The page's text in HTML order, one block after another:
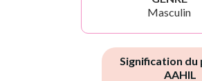
Masculin
Signification du
AAHIL